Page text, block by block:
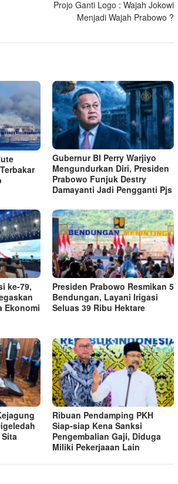
Projo Ganti Logo : Wajah Jokowi
Menjadi Wajah Prabowo ?
Gubernur BI Perry Warjiyo
Mengundurkan Diri, Presiden
Prabowo Funjuk Destry
Damayanti Jadi Pengganti Pjs
ke-79,
Ekonomi
Presiden Prabowo Resmikan 5
Bendungan, Layani Irigasi
Seluas 39 Ribu Hektare
Ribuan Pendamping PKH
Siap-siap Kena Sanksi
Pengembalian Gaji, Diduga
Miliki Pekerjaaan Lain